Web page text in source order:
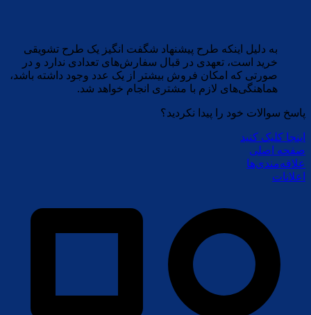
به دلیل اینکه طرح پیشنهاد شگفت انگیز یک طرح تشویقی
خرید است، تعهدی در قبال سفارش‏‌های تعدادی ندارد و در
صورتی که امکان فروش بیشتر از یک عدد وجود داشته باشد،
هماهنگی‏‌های لازم با مشتری انجام خواهد شد.
پاسخ سوالات خود را پیدا نکردید؟
اینجا کلیک کنید
صفحه اصلی
علاقه‌مندی‌ها
اعلانات